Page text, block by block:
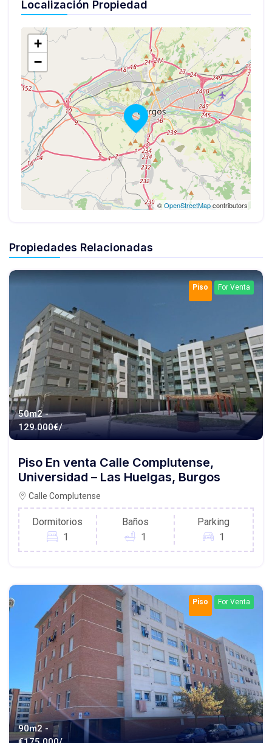
Localización Propiedad
+
−
©OpenStreetMapcontributors
Propiedades Relacionadas
Piso For Venta
50m2 -
129.000€/
Piso En venta Calle Complutense,
Universidad – Las Huelgas, Burgos
Calle Complutense
Dormitorios
1
Baños
1
Parking
1
Piso For Venta
90m2 -